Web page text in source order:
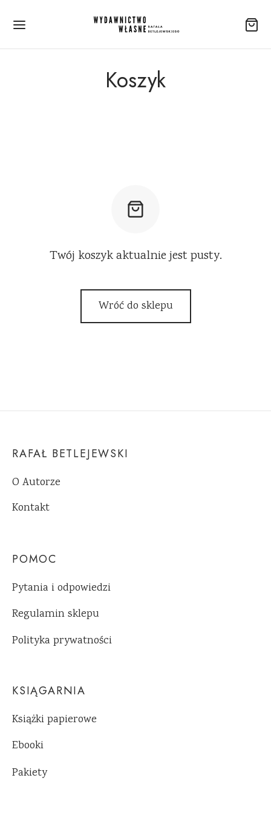
Koszyk
Twój koszyk aktualnie jest pusty.
Wróć do sklepu
RAFAŁ BETLEJEWSKI
O Autorze
Kontakt
POMOC
Pytania i odpowiedzi
Regulamin sklepu
Polityka prywatności
KSIĄGARNIA
Książki papierowe
Ebooki
Pakiety